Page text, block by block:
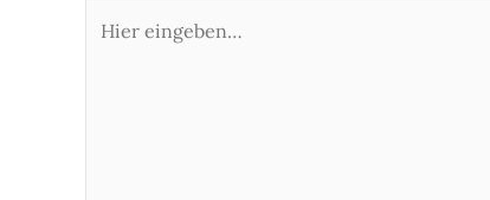
eingeben…